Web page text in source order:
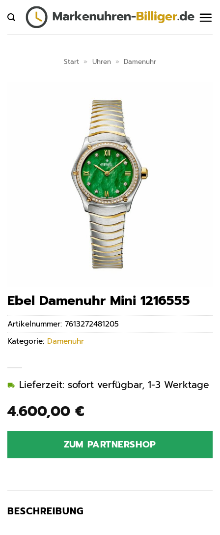
Inhalt
springen
Start » Uhren » Damenuhr
Ebel Damenuhr Mini 1216555
4.600,00 €
Lieferzeit: sofort verfügbar, 1-3 Werktage
ZUM PARTNERSHOP
Artikelnummer: 7613272481205
Kategorie: Damenuhr
BESCHREIBUNG